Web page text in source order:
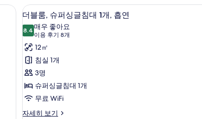
연
사
진
모
두
보
기
싱
글
침
대
개,
흡
연
자
세
보
기
판, 무료 WiFi
더
블
룸,
슈
퍼
싱
글
침
대
책상, 암막 커튼, 다리미/다리
4
더블룸, 슈퍼싱글침대 1개, 흡연
8.48.4점 만점 중 10점
매우 좋아요
이용 후기 8개
(이
용
후
기
8
개)
12㎡
침실 1개
3명
슈퍼싱글침대 1개
무료 WiFi
자세히 보기
더